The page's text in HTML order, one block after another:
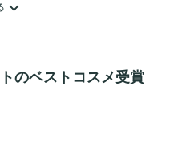
のベストコスメ受賞